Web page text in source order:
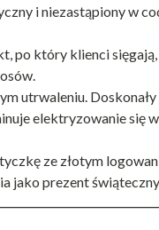
i niezastąpiony w
po który klienci
utrwaleniu.
elektryzowanie się
ze złotym
prezent